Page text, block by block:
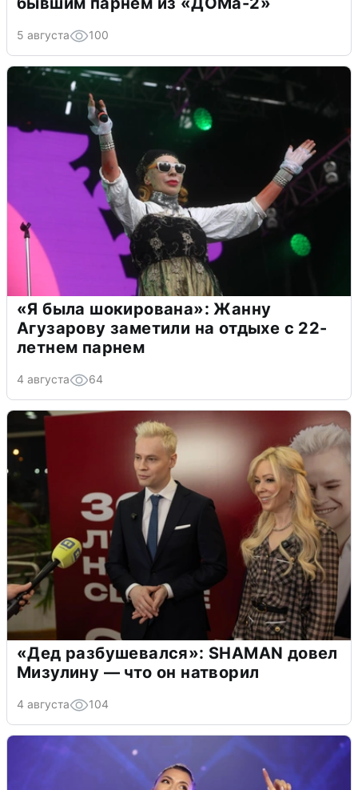
5 августа 100
«Я была шокирована»: Жанну
Агузарову заметили на отдыхе с 22-
летнем парнем
4 августа 64
«Дед разбушевался»: SHAMAN довел
Мизулину — что он натворил
4 августа 104